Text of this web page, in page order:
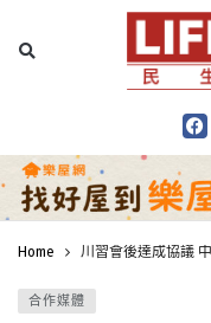
Home 川習會後達成協議
合作媒體